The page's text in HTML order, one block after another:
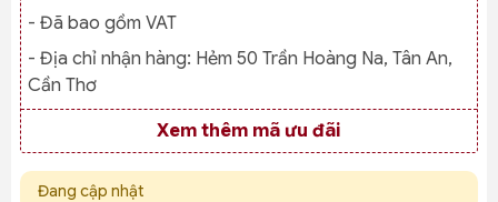
- Đã bao gồm VAT
- Địa chỉ nhận hàng: Hẻm 50 Trần Hoàng Na, Tân An,
Cần Thơ
Xem thêm mã ưu đãi
Đang cập nhật